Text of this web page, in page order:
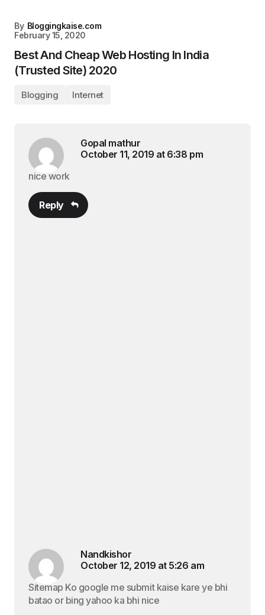
By Bloggingkaise.com
February 15, 2020
Best And Cheap Web Hosting In India
(Trusted Site) 2020
Blogging Internet
Gopal mathur
October 11, 2019 at 6:38 pm
nice work
Reply
Nandkishor
October 12, 2019 at 5:26 am
Sitemap Ko google me submit kaise kare ye bhi
batao or bing yahoo ka bhi nice